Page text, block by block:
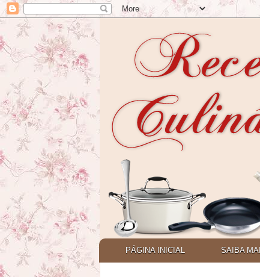
PÁGINA INICIAL SAIBA